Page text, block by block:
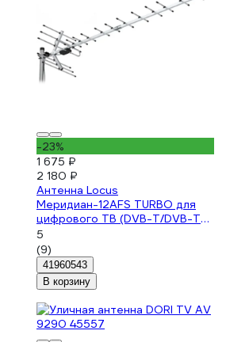
-23%
1 675 ₽
2 180 ₽
Антенна Locus
Меридиан-12AFS TURBO для
цифрового ТВ (DVB-T/DVB-T2)
уличная, активная, с балансным
усилителем 109300048
5
(9)
41960543
В корзину